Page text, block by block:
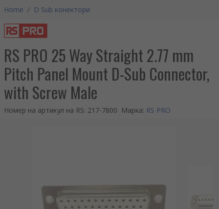
Home / D Sub конектори
RS PRO 25 Way Straight 2.77 mm
Pitch Panel Mount D-Sub Connector,
with Screw Male
Номер на артикул на RS: 217-7800 Марка: RS PRO